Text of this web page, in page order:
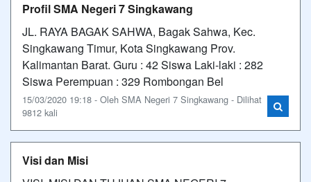
Profil SMA Negeri 7 Singkawang
JL. RAYA BAGAK SAHWA, Bagak Sahwa, Kec.
Singkawang Timur, Kota Singkawang Prov.
Kalimantan Barat. Guru : 42 Siswa Laki-laki : 282
Siswa Perempuan : 329 Rombongan Bel
15/03/2020 19:18 - Oleh SMA Negeri 7 Singkawang - Dilihat
9812 kali
Visi dan Misi